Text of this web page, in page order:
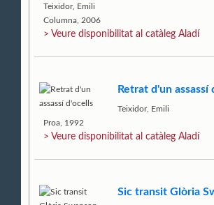
Teixidor, Emili
Columna, 2006
> Veure disponibilitat al catàleg Aladí
Retrat d'un assassí
Teixidor, Emili
Proa, 1992
> Veure disponibilitat al catàleg Aladí
Sic transit Glòria